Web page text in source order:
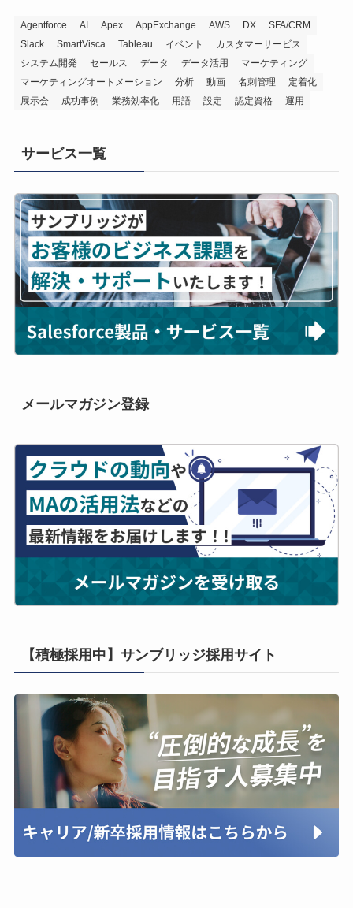
Agentforce AI Apex AppExchange AWS DX
SFA/CRM
Slack
SmartVisca Tableau イベント
カスタマーサービス
システム開発
セールス データ データ活用
マーケティング
マーケティングオートメーション
分析 動画 名刺管理
定着化
展示会
成功事例 業務効率化 用語 設定 認定資格 運用
サービス一覧
メールマガジン登録
【積極採用中】サンブリッジ採用サイト